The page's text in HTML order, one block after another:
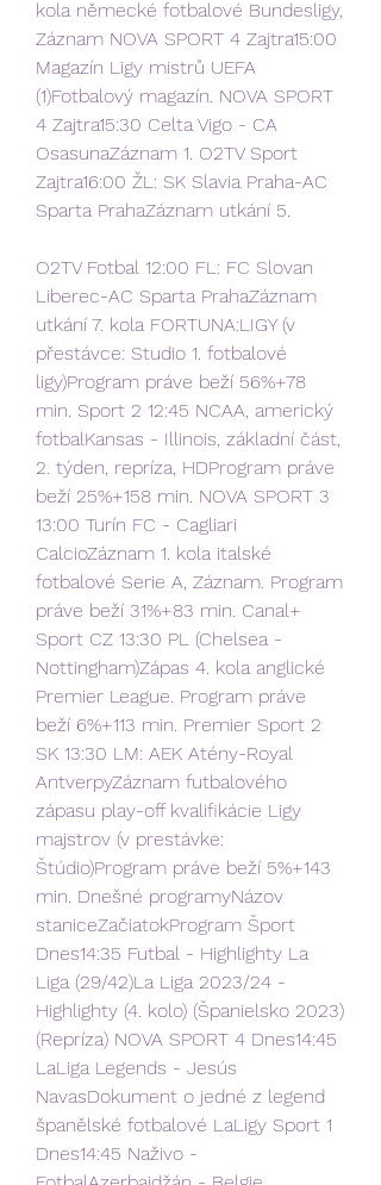
kola německé fotbalové Bundesligy,
Záznam NOVA SPORT 4 Zajtra15:00
Magazín Ligy mistrů UEFA
(1)Fotbalový magazín. NOVA SPORT
4 Zajtra15:30 Celta Vigo - CA
OsasunaZáznam 1. O2TV Sport
Zajtra16:00 ŽL: SK Slavia Praha-AC
Sparta PrahaZáznam utkání 5.
O2TV Fotbal 12:00 FL: FC Slovan
Liberec-AC Sparta PrahaZáznam
utkání 7. kola FORTUNA:LIGY (v
přestávce: Studio 1. fotbalové
ligy)Program práve beží 56%+78
min. Sport 2 12:45 NCAA, americký
fotbalKansas - Illinois, základní část,
2. týden, repríza, HDProgram práve
beží 25%+158 min. NOVA SPORT 3
13:00 Turín FC - Cagliari
CalcioZáznam 1. kola italské
fotbalové Serie A, Záznam. Program
práve beží 31%+83 min. Canal+
Sport CZ 13:30 PL (Chelsea -
Nottingham)Zápas 4. kola anglické
Premier League. Program práve
beží 6%+113 min. Premier Sport 2
SK 13:30 LM: AEK Atény-Royal
AntverpyZáznam futbalového
zápasu play-off kvalifikácie Ligy
majstrov (v prestávke:
Štúdio)Program práve beží 5%+143
min. Dnešné programyNázov
staniceZačiatokProgram Šport
Dnes14:35 Futbal - Highlighty La
Liga (29/42)La Liga 2023/24 -
Highlighty (4. kolo) (Španielsko 2023)
(Repríza) NOVA SPORT 4 Dnes14:45
LaLiga Legends - Jesús
NavasDokument o jedné z legend
španělské fotbalové LaLigy Sport 1
Dnes14:45 Naživo -